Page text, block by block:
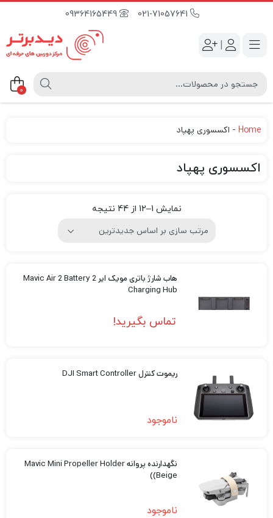
09364165449
|
0
Home
- اکسسوری پهپاد
اکسسوری پهپاد
نمایش 1–12 از 44 نتیجه
هاب شارژ باتری مویک ایر 2 Mavic Air 2 Battery
Charging Hub
تماس بگیرید!
ریموت کنترل DJI Smart Controller
ناموجود
نگهدارنده پروانه Mavic Mini Propeller Holder
(Beige)
ناموجود